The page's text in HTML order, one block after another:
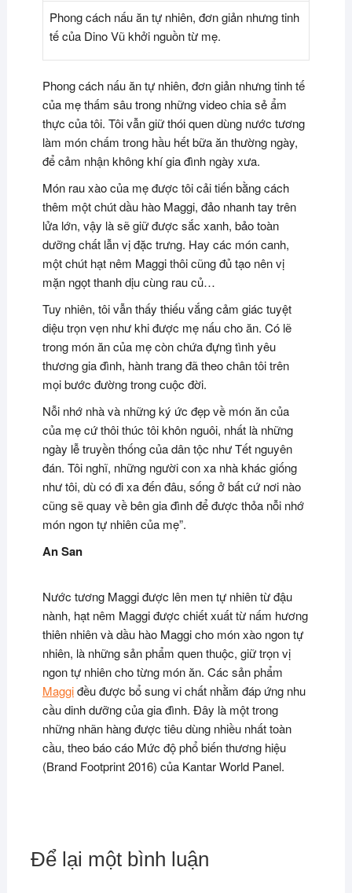
Phong cách nấu ăn tự nhiên, đơn giản nhưng tinh
tế của Dino Vũ khởi nguồn từ mẹ.
Phong cách nấu ăn tự nhiên, đơn giản nhưng tinh tế
của mẹ thấm sâu trong những video chia sẻ ẩm
thực của tôi. Tôi vẫn giữ thói quen dùng nước tương
làm món chấm trong hầu hết bữa ăn thường ngày,
để cảm nhận không khí gia đình ngày xưa.
Món rau xào của mẹ được tôi cải tiến bằng cách
thêm một chút dầu hào Maggi, đảo nhanh tay trên
lửa lớn, vậy là sẽ giữ được sắc xanh, bảo toàn
dưỡng chất lẫn vị đặc trưng. Hay các món canh,
một chút hạt nêm Maggi thôi cũng đủ tạo nên vị
mặn ngọt thanh dịu cùng rau củ…
Tuy nhiên, tôi vẫn thấy thiếu vắng cảm giác tuyệt
diệu trọn vẹn như khi được mẹ nấu cho ăn. Có lẽ
trong món ăn của mẹ còn chứa đựng tình yêu
thương gia đình, hành trang đã theo chân tôi trên
mọi bước đường trong cuộc đời.
Nỗi nhớ nhà và những ký ức đẹp về món ăn của
của mẹ cứ thôi thúc tôi khôn nguôi, nhất là những
ngày lễ truyền thống của dân tộc như Tết nguyên
đán. Tôi nghĩ, những người con xa nhà khác giống
như tôi, dù có đi xa đến đâu, sống ở bất cứ nơi nào
cũng sẽ quay về bên gia đình để được thỏa nỗi nhớ
món ngon tự nhiên của mẹ”.
An San
Nước tương Maggi được lên men tự nhiên từ đậu
nành, hạt nêm Maggi được chiết xuất từ nấm hương
thiên nhiên và dầu hào Maggi cho món xào ngon tự
nhiên, là những sản phẩm quen thuộc, giữ trọn vị
ngon tự nhiên cho từng món ăn. Các sản phẩm
Maggiđều được bổ sung vi chất nhằm đáp ứng nhu
cầu dinh dưỡng của gia đình. Đây là một trong
những nhãn hàng được tiêu dùng nhiều nhất toàn
cầu, theo báo cáo Mức độ phổ biến thương hiệu
(Brand Footprint 2016) của Kantar World Panel.
Để lại một bình luận